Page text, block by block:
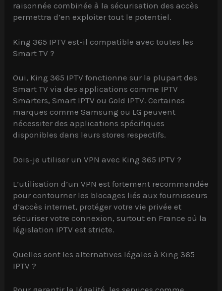
raisonnée combinée à la sécurisation des accès
permettra d’en exploiter tout le potentiel.
King 365 IPTV est-il compatible avec toutes les
Smart TV ?
Oui, King 365 IPTV fonctionne sur la plupart des
Smart TV via des applications comme IPTV
Smarters, Smart IPTV ou Gold IPTV. Certaines
marques comme Samsung ou LG peuvent
nécessiter des applications spécifiques
disponibles dans leurs stores respectifs.
Dois-je utiliser un VPN avec King 365 IPTV ?
L’utilisation d’un VPN est fortement recommandée
pour contourner les blocages liés aux fournisseurs
d’accès internet, protéger votre vie privée et
sécuriser votre connexion, surtout en France où la
législation IPTV est stricte.
Quelles sont les alternatives légales à King 365
IPTV ?